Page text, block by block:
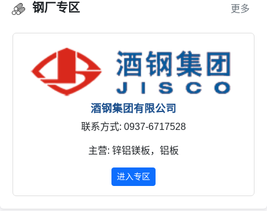
钢厂专区 更多
柳州钢铁集团有限公司
联系方式: 0772-2593601
主营: 热轧，冷轧
进入专区